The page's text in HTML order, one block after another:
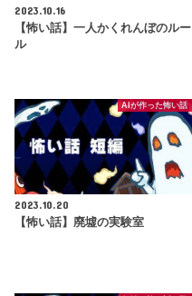
2023.10.16
【怖い話】一人かくれんぼのルー
ル
AIが作った怖い話
2023.10.20
【怖い話】廃墟の実験室